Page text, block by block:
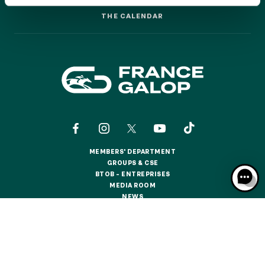
JEUXDI BY PARISLONGCHAMP
LA GARDEN PARTY - CYGAMES GRAND PRIX DE PARIS -
OFFERS, PASSES AND MEMBERSHIPS
SEASON TICKET OFFERS
SEASON TICKET OFFERS
THE CALENDAR
MEMBERS' DEPARTMENT
MEMBERS' DEPARTMENT
GROUPS & CSE
GROUPS & CSE
BTOB – ENTREPRISES
BTOB – ENTREPRISES
MEDIA ROOM
MEDIA ROOM
NEWS